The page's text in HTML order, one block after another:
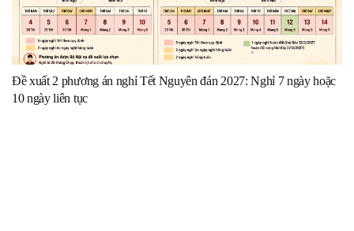
Đề xuất 2 phương án nghỉ Tết Nguyên đán 2027: Nghỉ 7 ngày hoặc
10 ngày liên tục